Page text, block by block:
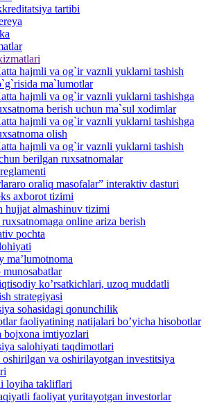
tartibi
hajmli va og`ir vaznli yuklarni tashish
ma`lumotlar
hajmli va og`ir vaznli yuklarni tashishga
berish uchun ma`sul xodimlar
hajmli va og`ir vaznli yuklarni tashishga
olish
hajmli va og`ir vaznli yuklarni tashish
berilgan ruxsatnomalar
oraliq masofalar” interaktiv dasturi
axborot tizimi
hujjat almashinuv tizimi
online ariza berish
pochta
maʼlumotnoma
koʼrsatkichlari, uzoq muddatli
strategiyasi
sohasidagi qonunchilik
faoliyatining natijalari boʼyicha hisobotlar
bojxona imtiyozlari
salohiyati taqdimotlari
va oshirilayotgan investitsiya
loyiha takliflari
faoliyat yuritayotgan investorlar